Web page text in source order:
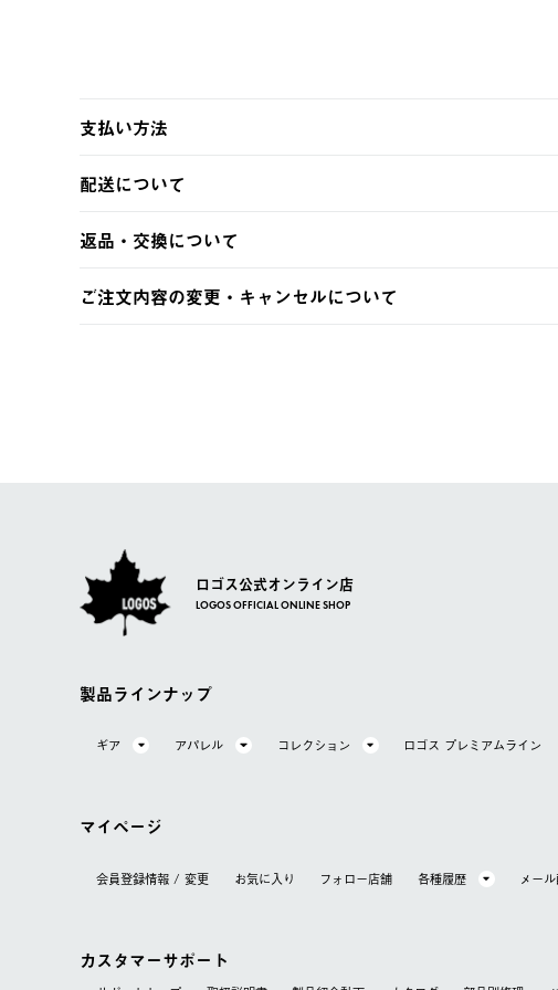
支払い方法
・クレジットカード決済
・Pay-easy決済
配送について
ご注文・ご入金完了より2営業日以内に商品を発送いたします。
※予約販売・長期連休期間中のご注文は除く（別途スケジュールをご
返品・交換について
ご注文内容の変更・キャンセルについて
ロゴス公式オンライン店
LOGOS OFFICIAL ONLINE SHOP
製品ラインナップ
ギア アパレル コレクション ロゴス プレミアムライン
マイページ
会員登録情報 / 変更 お気に⼊り フォロー店舗 各種履歴 メー
カスタマーサポート